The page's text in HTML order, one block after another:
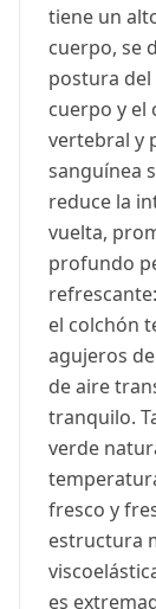
tiene un
cuerpo, se
postura del
cuerpo y el
vertebral y
sanguínea
reduce la
vuelta,
profundo
el colchón
agujeros
de aire
tranquilo.
verde
fresco y
estructura
es